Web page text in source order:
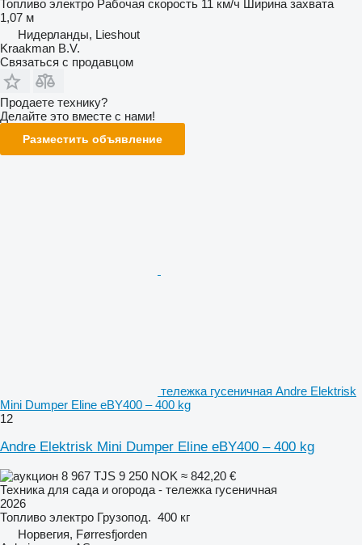
Топливо электро Рабочая скорость 11 км/ч Ширина захвата
1,07 м
Нидерланды, Lieshout
Kraakman B.V.
Связаться с продавцом
Продаете технику?
Делайте это вместе с нами!
Разместить объявление
тележка гусеничная Andre Elektrisk
Mini Dumper Eline eBY400 – 400 kg
12
Andre Elektrisk Mini Dumper Eline eBY400 – 400 kg
8 967 TJS 9 250 NOK ≈ 842,20 €
Техника для сада и огорода - тележка гусеничная
2026
Топливо электро Грузопод. 400 кг
Норвегия, Førresfjorden